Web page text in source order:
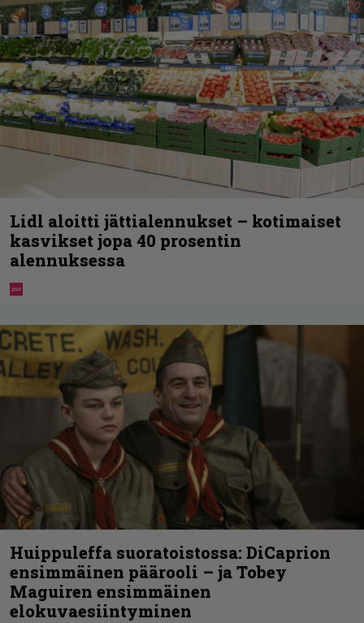
Lidl aloitti jättialennukset – kotimaiset
kasvikset jopa 40 prosentin
alennuksessa
Huippuleffa suoratoistossa: DiCaprion
ensimmäinen päärooli – ja Tobey
Maguiren ensimmäinen
elokuvaesiintyminen